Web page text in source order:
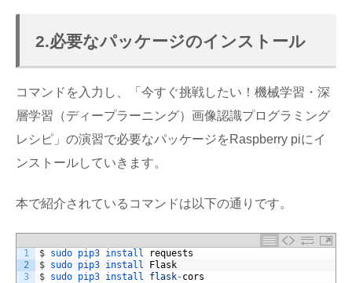
2.必要なパッケージのインストール
コマンドを入力し、「今すぐ挑戦したい！機械学習・深
層学習（ディープラーニング）画像認識プログラミング
レシピ」の演習で必要なパッケージをRaspberry piにイ
ンストールしていきます。
本で紹介されているコマンドは以下の通りです。
1
2
3
$ sudo pip3 install
requests
$ sudo pip3 install
Flask
$ sudo pip3 install flask-cors